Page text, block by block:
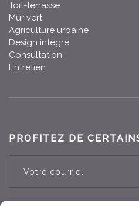
Toit-terrasse
Mur vert
Agriculture urbaine
Design intégré
Consultation
Entretien
PROFITEZ DE